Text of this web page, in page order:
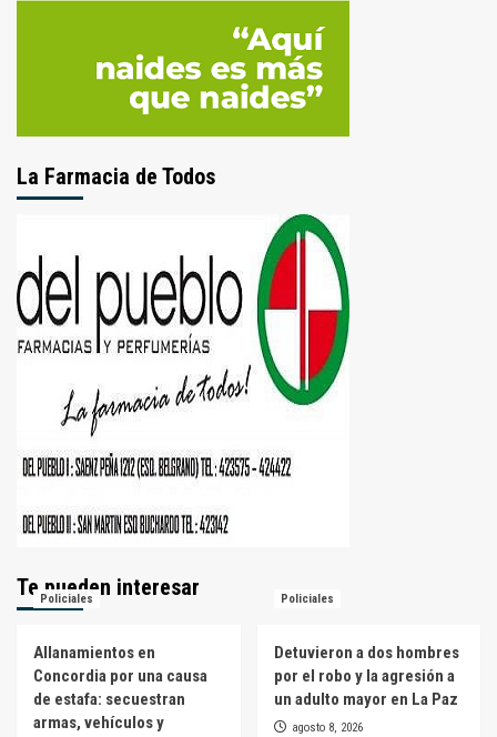
La Farmacia de Todos
Te pueden interesar
Policiales
Allanamientos en
Concordia por una causa
de estafa: secuestran
armas, vehículos y
Policiales
Detuvieron a dos hombres
por el robo y la agresión a
un adulto mayor en La Paz
agosto 8, 2026